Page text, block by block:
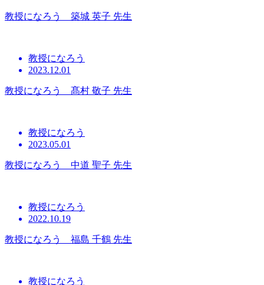
教授になろう 築城 英子 先生
教授になろう
2023.12.01
教授になろう 髙村 敬子 先生
教授になろう
2023.05.01
教授になろう 中道 聖子 先生
教授になろう
2022.10.19
教授になろう 福島 千鶴 先生
教授になろう